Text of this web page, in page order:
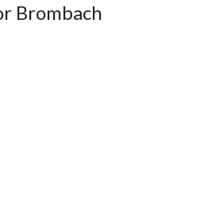
Brombach